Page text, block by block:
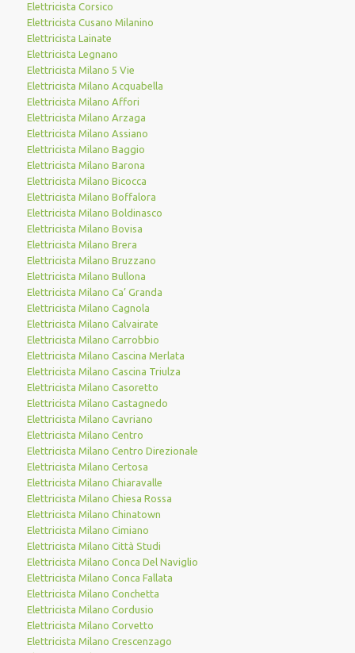
Elettricista Corsico
Elettricista Cusano Milanino
Elettricista Lainate
Elettricista Legnano
Elettricista Milano 5 Vie
Elettricista Milano Acquabella
Elettricista Milano Affori
Elettricista Milano Arzaga
Elettricista Milano Assiano
Elettricista Milano Baggio
Elettricista Milano Barona
Elettricista Milano Bicocca
Elettricista Milano Boffalora
Elettricista Milano Boldinasco
Elettricista Milano Bovisa
Elettricista Milano Brera
Elettricista Milano Bruzzano
Elettricista Milano Bullona
Elettricista Milano Ca’ Granda
Elettricista Milano Cagnola
Elettricista Milano Calvairate
Elettricista Milano Carrobbio
Elettricista Milano Cascina Merlata
Elettricista Milano Cascina Triulza
Elettricista Milano Casoretto
Elettricista Milano Castagnedo
Elettricista Milano Cavriano
Elettricista Milano Centro
Elettricista Milano Centro Direzionale
Elettricista Milano Certosa
Elettricista Milano Chiaravalle
Elettricista Milano Chiesa Rossa
Elettricista Milano Chinatown
Elettricista Milano Cimiano
Elettricista Milano Città Studi
Elettricista Milano Conca Del Naviglio
Elettricista Milano Conca Fallata
Elettricista Milano Conchetta
Elettricista Milano Cordusio
Elettricista Milano Corvetto
Elettricista Milano Crescenzago